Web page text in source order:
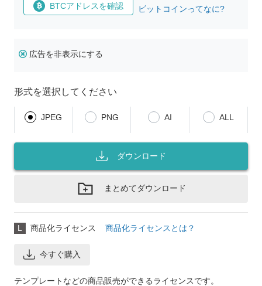
BTCアドレスを確認 ビットコインってなに?
広告を非表示にする
形式を選択してください
JPEG PNG AI ALL
ダウンロード
まとめてダウンロード
L 商品化ライセンス 商品化ライセンスとは？
今すぐ購入
テンプレートなどの商品販売ができるライセンスです。